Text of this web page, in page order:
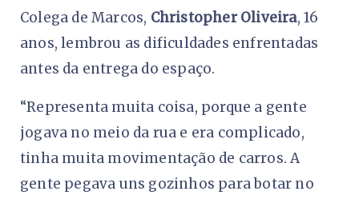
Colega de Marcos, Christopher Oliveira, 16
anos, lembrou as dificuldades enfrentadas
antes da entrega do espaço.
“Representa muita coisa, porque a gente
jogava no meio da rua e era complicado,
tinha muita movimentação de carros. A
gente pegava uns gozinhos para botar no